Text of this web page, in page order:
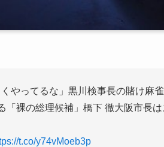
やってるな」黒川検事長の賭け麻
「裸の総理候補」橋下 徹大阪市長
t.co/y74vMoeb3p